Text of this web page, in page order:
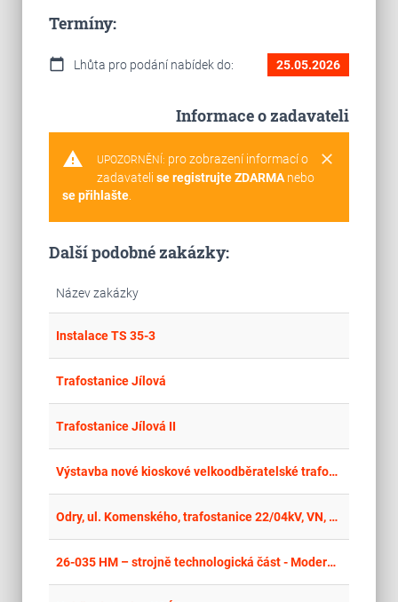
Termíny:
calendar_today Lhůta pro podání nabídek do: 25.05.2026
Informace o zadavateli
warning clear
UPOZORNĚNÍ: pro zobrazení informací o
zadavateli se registrujte ZDARMAnebo
se přihlašte.
Další podobné zakázky:
Název zakázky
Instalace TS 35-3
Trafostanice Jílová
Trafostanice Jílová II
Výstavba nové kioskové velkoodběratelské trafostanice
Odry, ul. Komenského, trafostanice 22/04kV, VN, VV
26-035 HM – strojně technologická část - Modernizace rozvodny NN Vrbice II. - realizace